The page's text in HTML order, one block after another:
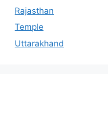
Rajasthan
Temple
Uttarakhand